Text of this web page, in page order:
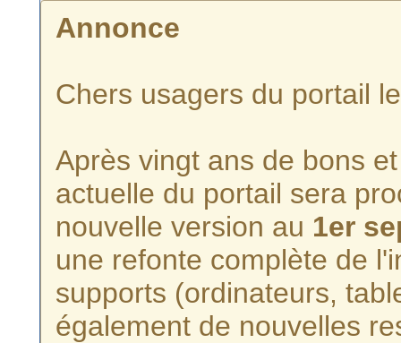
Annonce
Chers usagers du portail
Après vingt ans de bons
actuelle du portail sera
nouvelle version au 1er
une refonte complète de
supports (ordinateurs,
également de nouvelles